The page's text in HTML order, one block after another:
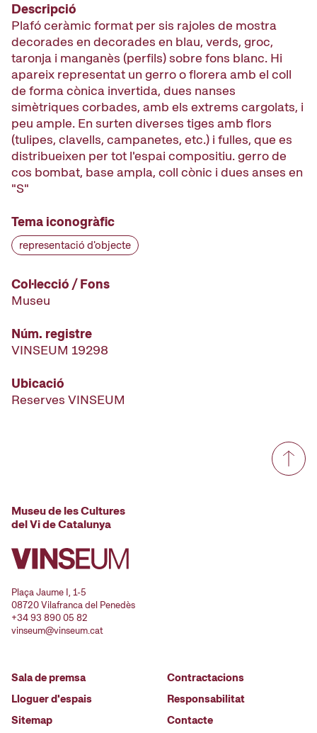
Descripció
Plafó ceràmic format per sis rajoles de mostra
decorades en decorades en blau, verds, groc,
taronja i manganès (perfils) sobre fons blanc. Hi
apareix representat un gerro o florera amb el coll
de forma cònica invertida, dues nanses
simètriques corbades, amb els extrems cargolats, i
peu ample. En surten diverses tiges amb flors
(tulipes, clavells, campanetes, etc.) i fulles, que es
distribueixen per tot l'espai compositiu. gerro de
cos bombat, base ampla, coll cònic i dues anses en
"S"
Tema iconogràfic
representació d'objecte
Col·lecció / Fons
Museu
Núm. registre
VINSEUM 19298
Ubicació
Reserves VINSEUM
Museu de les Cultures
del Vi de Catalunya
Plaça Jaume I, 1-5
08720 Vilafranca del Penedès
+34 93 890 05 82
vinseum@vinseum.cat
Sala de premsa
Lloguer d'espais
Sitemap
Contractacions
Responsabilitat
Contacte